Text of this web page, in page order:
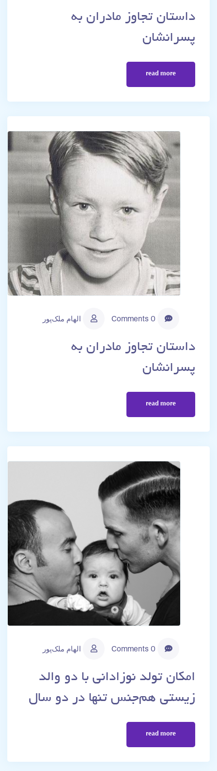
داستان تجاوز مادران به
پسرانشان
read more
الهام ملک‌پور
داستان تجاوز مادران به
پسرانشان
read more
الهام ملک‌پور
امکان تولد نوزادانی با دو والد
زیستی هم‌جنس تنها در دو سال
read more